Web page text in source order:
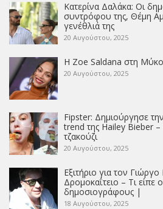
Κατερίνα Δαλάκα: Οι
συντρόφου της, Θέμη
γενέθλιά της
20 Αυγούστου, 2025
Η Zoe Saldana στη
20 Αυγούστου, 2025
Fipster: Δημιούργησε
trend της Hailey Bieber
τζακούζι
20 Αυγούστου, 2025
Εξιτήριο για τον
Δρομοκαΐτειο – Τι είπε
δημοσιογράφους |
18 Αυγούστου, 2025